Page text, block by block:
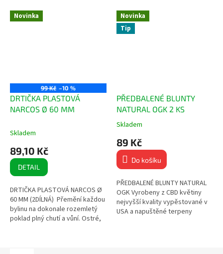
Novinka
99 Kč –10 %
DRTIČKA PLASTOVÁ
NARCOS Ø 60 MM
Skladem
89,10 Kč
DETAIL
DRTIČKA PLASTOVÁ NARCOS Ø
60 MM (2DÍLNÁ) Přemění každou
bylinu na dokonale rozemletý
poklad plný chutí a vůní. Ostré,
Novinka
Tip
PŘEDBALENÉ BLUNTY
NATURAL OGK 2 KS
Průměrné
produktu
je
5,0
5
hvězdiček.
Skladem
89 Kč
Do košíku
PŘEDBALENÉ BLUNTY NATURAL
OGK Vyrobeny z CBD květiny
nejvyšší kvality vypěstované v
USA a napuštěné terpeny